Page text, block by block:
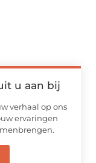
u aan bij
verhaal op ons
ervaringen